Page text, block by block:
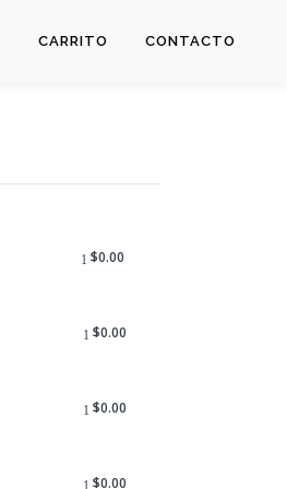
CARRITO CONTACTO
$0.00
$0.00
$0.00
$0.00